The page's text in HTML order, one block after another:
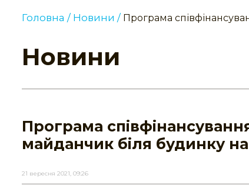
Головна / Новини / Програма
Новини
Програма
майданчик біля будинку
21 вересня 2021, 09:26